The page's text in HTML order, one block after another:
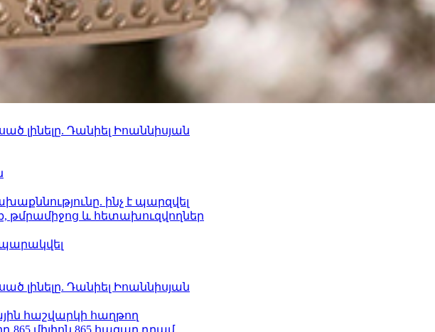
լինելը. Դանիել Իոաննիսյան
ինչ է պարզվել
թմրամիջոց և հետախուզվողներ
լինելը. Դանիել Իոաննիսյան
հաշվարկի հաղթող